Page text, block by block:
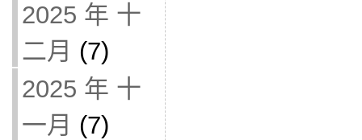
2025 年 十
二月 (7)
2025 年 十
一月 (7)